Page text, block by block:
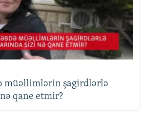
müəllimlərin şagirdlərlə
qane etmir?